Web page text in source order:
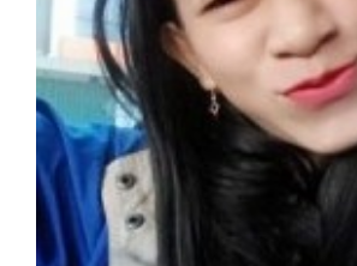
Cetak Struk Token &
Transaksi Via API